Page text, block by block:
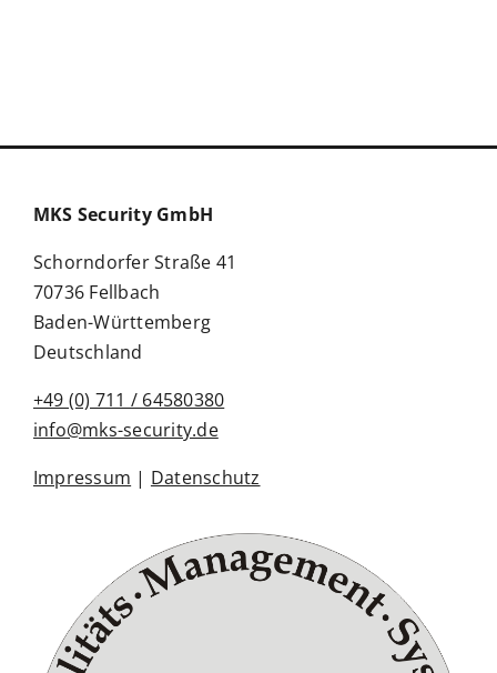
MKS Security GmbH
Schorndorfer Straße 41
70736 Fellbach
Baden-Württemberg
Deutschland
+49 (0) 711 / 64580380
info@mks-security.de
Impressum | Datenschutz